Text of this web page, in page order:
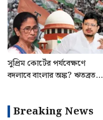
সুপ্রিম কোর্টের পর্যবেক্ষণে
বদলাবে বাংলার অঙ্ক? ঋতব্রতদের
Breaking News